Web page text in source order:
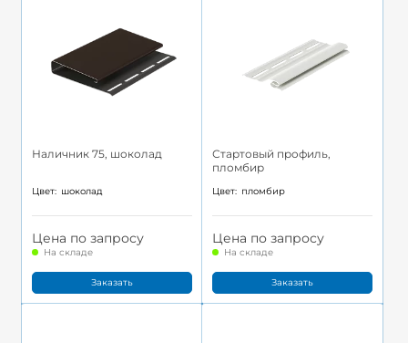
Наличник 75, шоколад
Цвет: шоколад
Цена по запросу
На складе
Заказать
Стартовый профиль,
пломбир
Цвет: пломбир
Цена по запросу
На складе
Заказать